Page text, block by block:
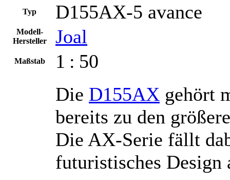
Typ D155AX-5 avance
Modell-
Hersteller
Joal
Maßstab 1 : 50
Die D155AX gehört
bereits zu den
Die AX-Serie fällt
futuristisches Design